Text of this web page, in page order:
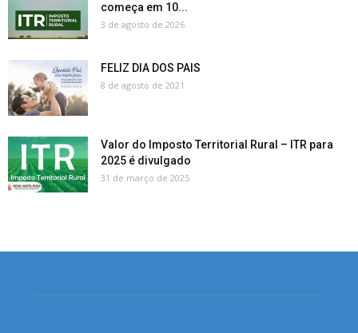
começa em 10...
3 de agosto de 2026
FELIZ DIA DOS PAIS
8 de agosto de 2021
Valor do Imposto Territorial Rural – ITR para
2025 é divulgado
31 de março de 2025